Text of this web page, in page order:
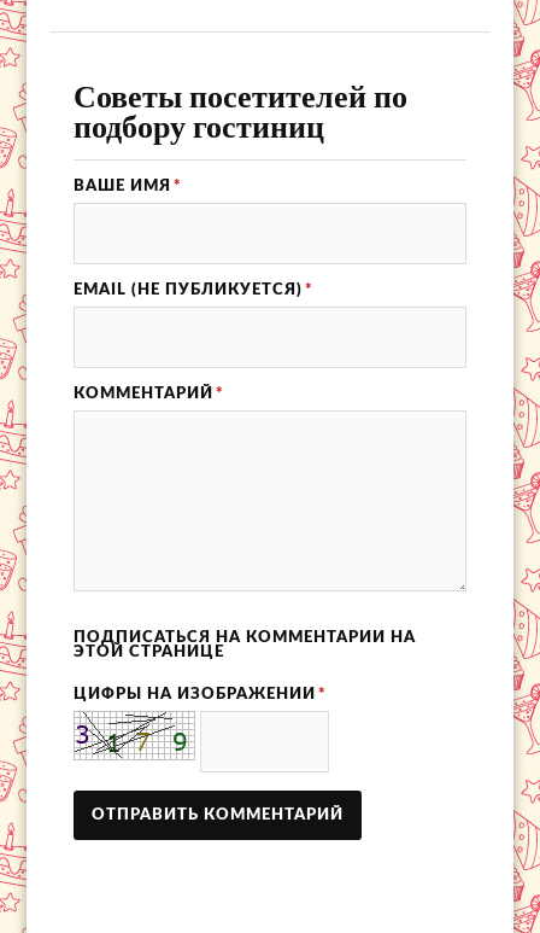
Советы посетителей по
подбору гостиниц
ВАШЕ ИМЯ *
EMAIL (НЕ ПУБЛИКУЕТСЯ) *
КОММЕНТАРИЙ *
ПОДПИСАТЬСЯ НА КОММЕНТАРИИ НА
ЭТОЙ СТРАНИЦЕ
ЦИФРЫ НА ИЗОБРАЖЕНИИ *